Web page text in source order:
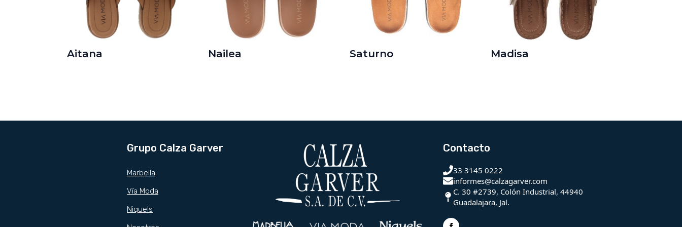
Aitana Nailea Saturno Madisa
Grupo Calza Garver
Marbella
Vía Moda
Niquels
Contacto
33 3145 0222
informes@calzagarver.com
C. 30 #2739, Colón Industrial, 44940
Guadalajara, Jal.